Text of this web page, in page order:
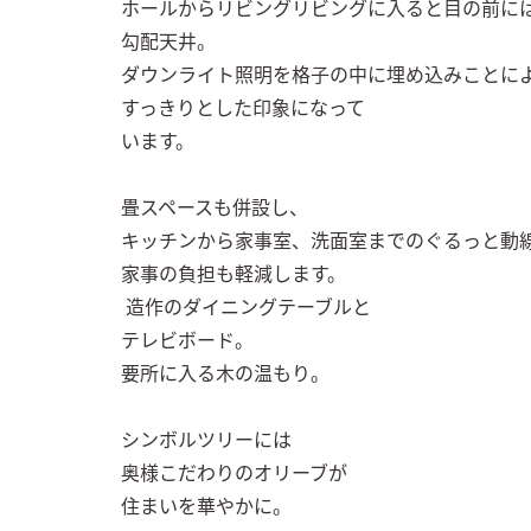
ホールからリビングリビングに入ると目の前に
勾配天井。
ダウンライト照明を格子の中に埋め込みことに
すっきりとした印象になって
います。
畳スペースも併設し、
キッチンから家事室、洗面室までのぐるっと動
家事の負担も軽減します。
テレビボード。
要所に入る木の温もり。
シンボルツリーには
奥様こだわりのオリーブが
住まいを華やかに。